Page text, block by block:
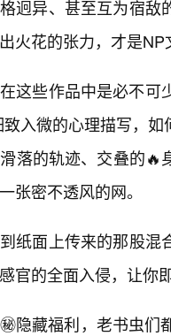
迥异、甚至互为宿
火花的张力，才是
这些作品中是必不可
致入微的心理描写，
落的轨迹、交叠的
张密不透风的网。
纸面上传来的那股混
官的全面入侵，让你
隐藏福利，老书虫们